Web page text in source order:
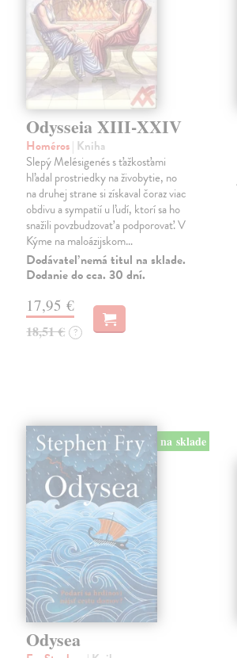
Odysseia XIII-XXIV
Homéros| Kniha
Slepý Melésigenés s ťažkosťami
hľadal prostriedky na živobytie, no
na druhej strane si získaval čoraz viac
obdivu a sympatií u ľudí, ktorí sa ho
snažili povzbudzovať a podporovať. V
Kýme na maloázijskom…
Dodávateľ nemá titul na sklade.
Dodanie do cca. 30 dní.
17,95 €
18,51 € ?
na sklade
Odysea